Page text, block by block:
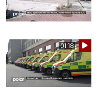
01:18